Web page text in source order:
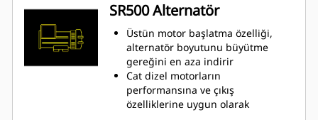
SR500 Alternatör
Üstün motor başlatma özelliği,
alternatör boyutunu büyütme
gereğini en aza indirir
Cat dizel motorların
performansına ve çıkış
özelliklerine uygun olarak